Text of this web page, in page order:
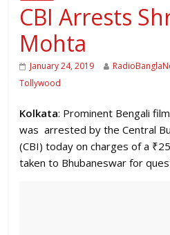
CBI Arrests
Mohta
January 24, 2019
Tollywood
Kolkata: Prominent Bengali
was arrested by the Central
(CBI) today on charges of a
taken to Bhubaneswar for